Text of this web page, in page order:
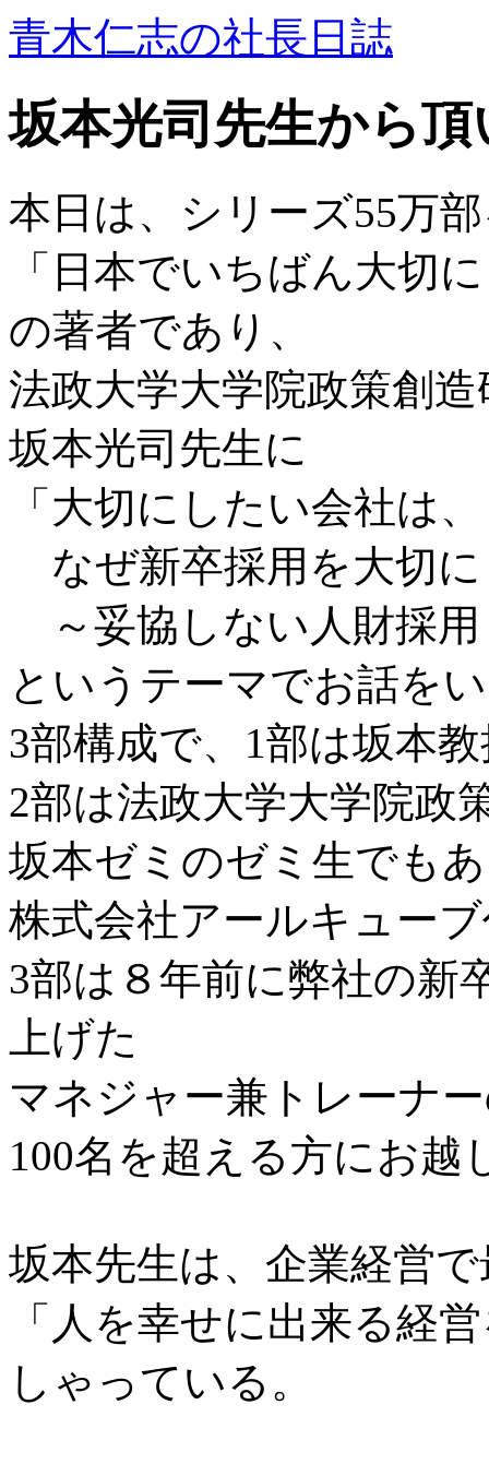
青木仁志の社長日誌
坂本光司先生から
本日は、シリーズ55万
「日本でいちばん大切
の著者であり、
法政大学大学院政策創
坂本光司先生に
「大切にしたい会社は、
なぜ新卒採用を大切
～妥協しない人財採用
というテーマでお話を
3部構成で、1部は坂本
2部は法政大学大学院政
坂本ゼミのゼミ生でも
株式会社アールキュー
3部は８年前に弊社の新
上げた
マネジャー兼トレーナ
100名を超える方にお越
坂本先生は、企業経営
「人を幸せに出来る経
しゃっている。